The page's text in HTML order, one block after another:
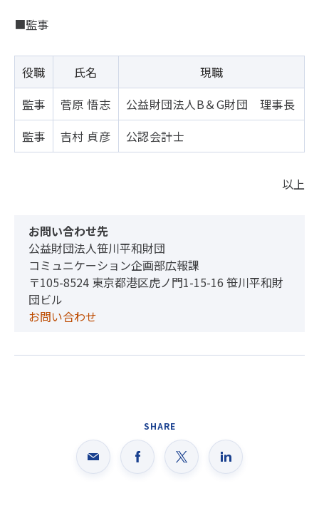
■監事
役職 氏名
現職
監事
菅原 悟志
公益財団法人B＆G財団 理事長
監事
吉村 貞彦 公認会計士
以上
お問い合わせ先
公益財団法人笹川平和財団
コミュニケーション企画部広報課
〒105-8524 東京都港区虎ノ門1-15-16 笹川平和財
団ビル
お問い合わせ
SHARE